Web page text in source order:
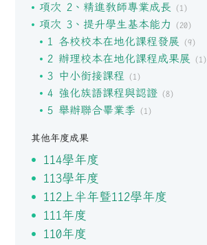
項次 2、精進教師專業成長 (1)
項次 3、提升學生基本能力 (20)
1 各校校本在地化課程發展 (9)
2 辦理校本在地化課程成果展 (1)
3 中小銜接課程 (1)
4 強化族語課程與認證(8)
5 舉辦聯合畢業季 (1)
其他年度成果
114學年度
113學年度
112上半年暨112學年度
111年度
110年度